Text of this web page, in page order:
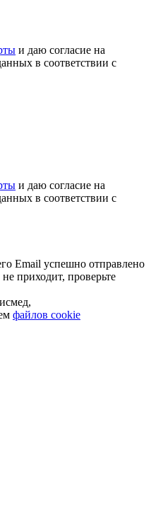
и даю согласие на
в соответствии с
и даю согласие на
в соответствии с
Email успешно отправлено
приходит, проверьте
файлов cookie